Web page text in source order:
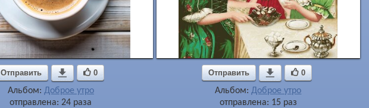
Отправить  0
Альбом: Доброе утро
отправлена: 24 раза
Отправить  0
Альбом:Доброе утро
отправлена: 15 раз